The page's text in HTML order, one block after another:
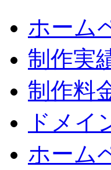
ホーム
制作実
制作料
ドメイ
ホーム